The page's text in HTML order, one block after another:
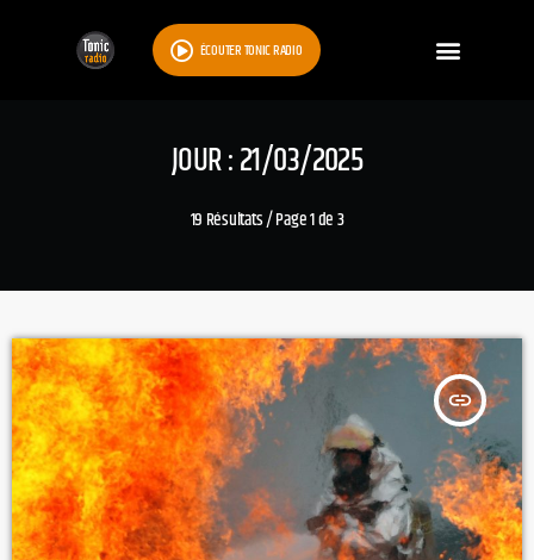
ÉCOUTER TONIC RADIO
JOUR : 21/03/2025
19 Résultats / Page 1 de 3
insert_link